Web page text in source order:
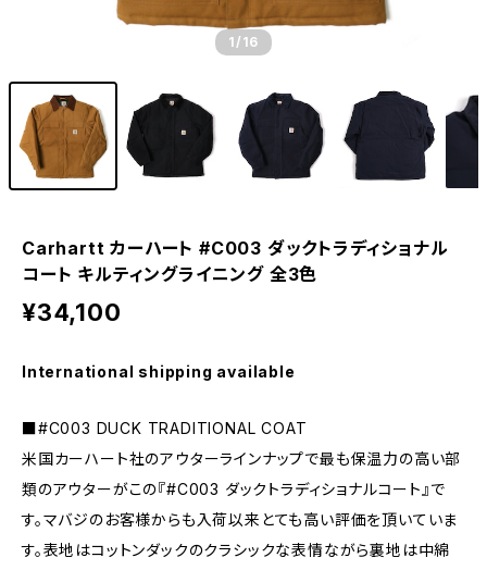
1 /16
Carhartt カーハート #C003 ダックトラディショナル
コート キルティングライニング 全3色
¥34,100
International shipping available
■#C003 DUCK TRADITIONAL COAT
米国カーハート社のアウターラインナップで最も保温力の高い部
類のアウターがこの『#C003 ダックトラディショナルコート』で
す。マバジのお客様からも入荷以来とても高い評価を頂いていま
す。表地はコットンダックのクラシックな表情ながら裏地は中綿